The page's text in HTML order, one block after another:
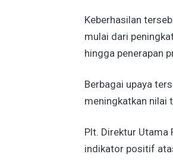
Keberhasilan
mulai dari
hingga penerapan
Berbagai upaya
meningkatkan nilai
Plt. Direktur Utama
indikator positif